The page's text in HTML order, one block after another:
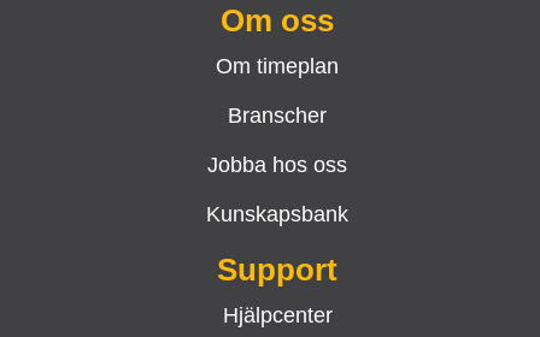
Om oss
Om timeplan
Branscher
Jobba hos oss
Kunskapsbank
Support
Hjälpcenter